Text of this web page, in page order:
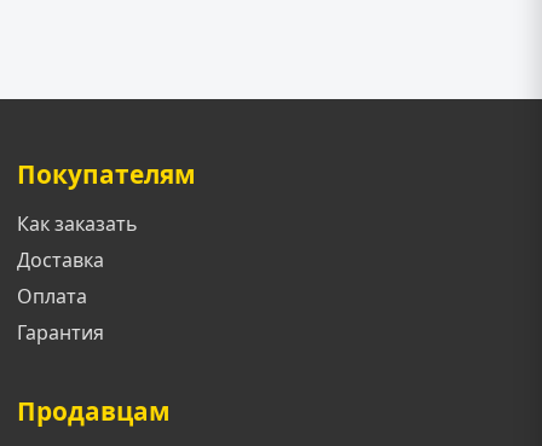
Покупателям
Как заказать
Доставка
Оплата
Гарантия
Продавцам